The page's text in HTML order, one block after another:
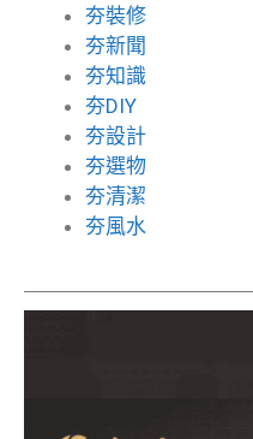
夯裝修
夯新聞
夯知識
夯DIY
夯設計
夯選物
夯清潔
夯風水